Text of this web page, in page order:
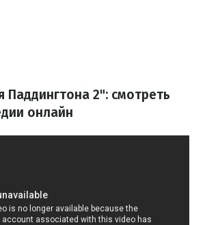
Паддингтона 2": смотреть
онлайн